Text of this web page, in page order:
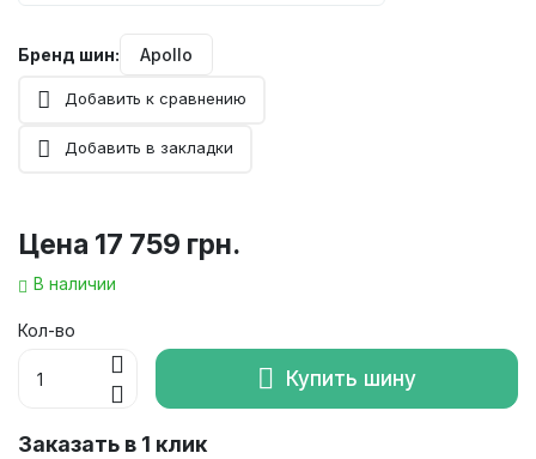
Бренд шин: Apollo
Добавить к сравнению
Добавить в закладки
Цена 17 759 грн.
В наличии
Кол-во
Купить шину
Заказать в 1 клик